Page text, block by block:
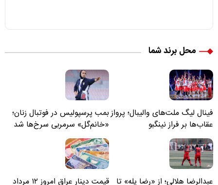
محل برند شما
فینال لیگ ملت‌های والیبال؛ پرواز
عقاب‌ها بر فراز نینگبو
بمب پرسپولیس در فوتبال زنان؛
«خانم‌گل» سرمربی سرخ‌ها شد
عبدالرضا هلالی؛ از «رضا پله» تا
قیمت دینار عراق امروز ۱۲ مرداد